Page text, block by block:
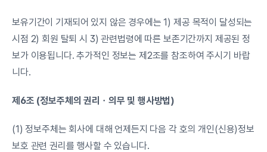
보유기간이 기재되어 있지 않은 경우에는 1) 제공 목적이 달성되는
시점 2) 회원 탈퇴 시 3) 관련법령에 따른 보존기간까지 제공된 정
보가 이용됩니다. 추가적인 정보는 제2조를 참조하여 주시기 바랍
니다.
제6조 (정보주체의 권리ㆍ의무 및 행사방법)
(1) 정보주체는 회사에 대해 언제든지 다음 각 호의 개인(신용)정보
보호 관련 권리를 행사할 수 있습니다.